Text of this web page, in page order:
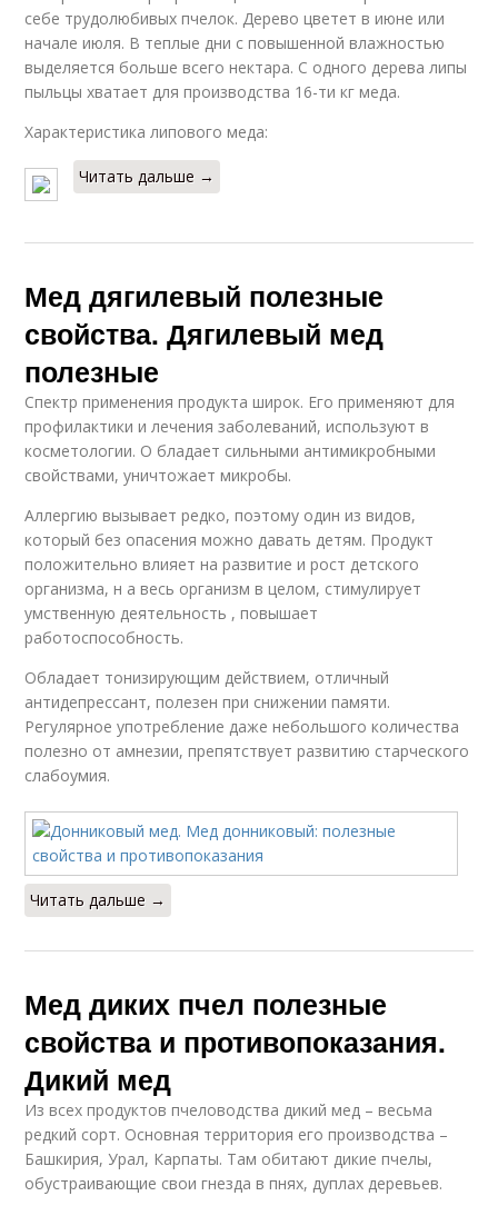
себе трудолюбивых пчелок. Дерево цветет в июне или
начале июля. В теплые дни с повышенной влажностью
выделяется больше всего нектара. С одного дерева липы
пыльцы хватает для производства 16-ти кг меда.
Характеристика липового меда:
Читать дальше →
Мед дягилевый полезные
свойства. Дягилевый мед
полезные
Спектр применения продукта широк. Его применяют для
профилактики и лечения заболеваний, используют в
косметологии. О бладает сильными антимикробными
свойствами, уничтожает микробы.
Аллергию вызывает редко, поэтому один из видов,
который без опасения можно давать детям. Продукт
положительно влияет на развитие и рост детского
организма, н а весь организм в целом, стимулирует
умственную деятельность , повышает
работоспособность.
Обладает тонизирующим действием, отличный
антидепрессант, полезен при снижении памяти.
Регулярное употребление даже небольшого количества
полезно от амнезии, препятствует развитию старческого
слабоумия.
Читать дальше →
Мед диких пчел полезные
свойства и противопоказания.
Дикий мед
Из всех продуктов пчеловодства дикий мед – весьма
редкий сорт. Основная территория его производства –
Башкирия, Урал, Карпаты. Там обитают дикие пчелы,
обустраивающие свои гнезда в пнях, дуплах деревьев.